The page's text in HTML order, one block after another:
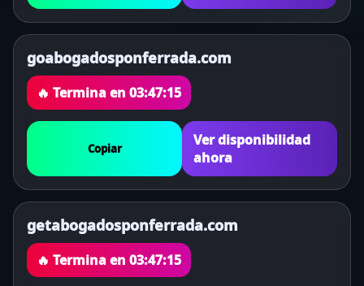
goabogadosponferrada.com
🔥 Termina en 03:47:15
Copiar
Ver disponibilidad
ahora
getabogadosponferrada.com
🔥 Termina en 03:47:15